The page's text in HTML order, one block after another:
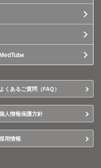
よくあるご質問（FAQ）
人情報保護方針
用情報